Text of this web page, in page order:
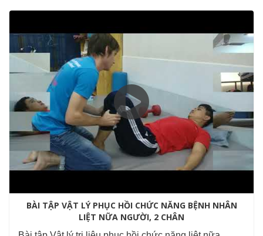
BÀI TẬP VẬT LÝ PHỤC HỒI CHỨC NĂNG BỆNH NHÂN
LIỆT NỮA NGƯỜI, 2 CHÂN